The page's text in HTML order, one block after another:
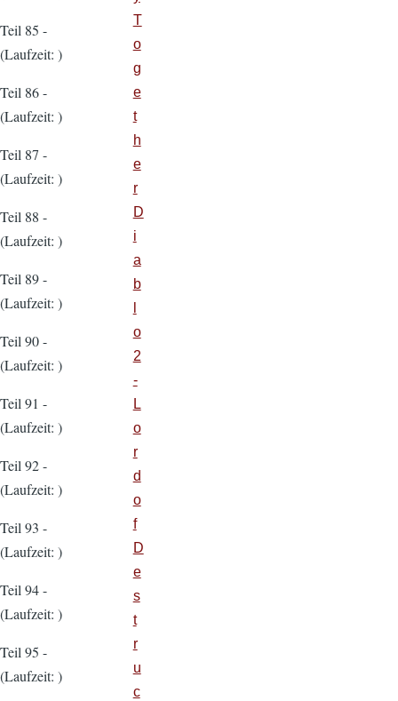
Teil 85 -
(Laufzeit: )
Teil 86 -
(Laufzeit: )
Teil 87 -
(Laufzeit: )
Teil 88 -
(Laufzeit: )
Teil 89 -
(Laufzeit: )
Teil 90 -
(Laufzeit: )
Teil 91 -
(Laufzeit: )
Teil 92 -
(Laufzeit: )
Teil 93 -
(Laufzeit: )
Teil 94 -
(Laufzeit: )
Teil 95 -
(Laufzeit: )
T
o
g
e
t
h
e
r
D
i
a
b
o
2
-
L
o
r
d
o
f
D
e
s
t
r
u
c